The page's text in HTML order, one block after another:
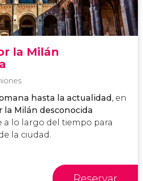
la Milán
hasta la actualidad, en
la Milán desconocida
a lo largo del tiempo para
la ciudad.